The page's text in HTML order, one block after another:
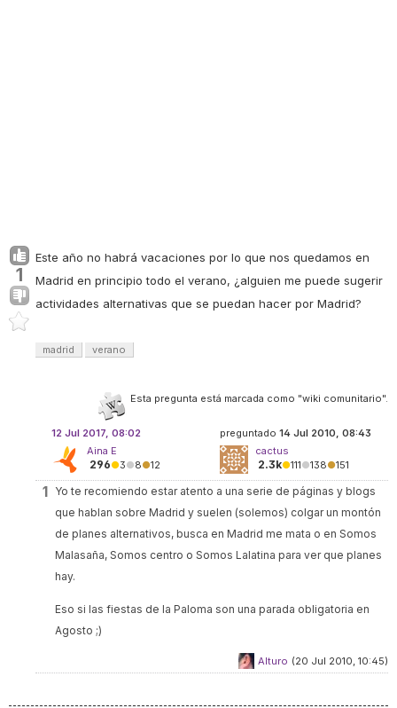
1
Este año no habrá vacaciones por lo que nos quedamos en
Madrid en principio todo el verano, ¿alguien me puede sugerir
actividades alternativas que se puedan hacer por Madrid?
madrid verano
Esta pregunta está marcada como "wiki comunitario".
preguntado 14 Jul 2010, 08:43
cactus
2.3k●111●138●151
12 Jul 2017, 08:02
Aina E
296●3●8●12
1 Yo te recomiendo estar atento a una serie de páginas y blogs
que hablan sobre Madrid y suelen (solemos) colgar un montón
de planes alternativos, busca en Madrid me mata o en Somos
Malasaña, Somos centro o Somos Lalatina para ver que planes
hay.
Eso si las fiestas de la Paloma son una parada obligatoria en
Agosto ;)
(20 Jul 2010, 10:45)
Alturo